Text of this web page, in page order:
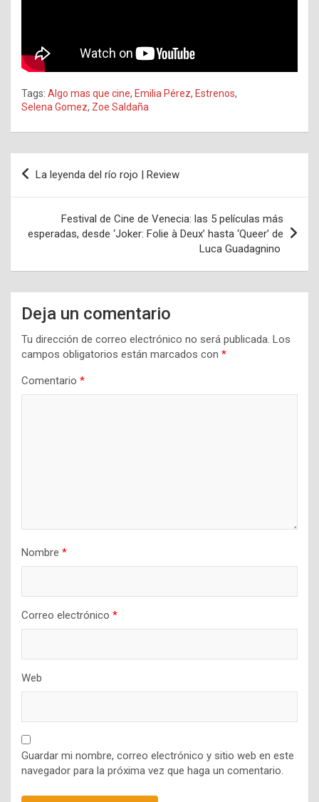
Tags: Algo mas que cine, Emilia Pérez, Estrenos,
Selena Gomez, Zoe Saldaña
Navegación
de
La leyenda del río rojo | Review
Festival de Cine de Venecia: las 5 películas más
esperadas, desde ‘Joker: Folie à Deux’ hasta ‘Queer’ de
Luca Guadagnino
Deja un comentario
Tu dirección de correo electrónico no será publicada. Los
campos obligatorios están marcados con *
Comentario *
Nombre *
Correo electrónico *
Web
Guardar mi nombre, correo electrónico y sitio web en este
navegador para la próxima vez que haga un comentario.